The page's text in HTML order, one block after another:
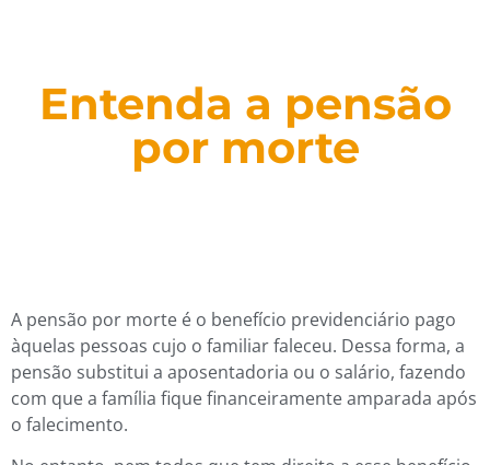
Entenda a pensão
por morte
A pensão por morte é o benefício previdenciário pago
àquelas pessoas cujo o familiar faleceu. Dessa forma, a
pensão substitui a aposentadoria ou o salário, fazendo
com que a família fique financeiramente amparada após
o falecimento.